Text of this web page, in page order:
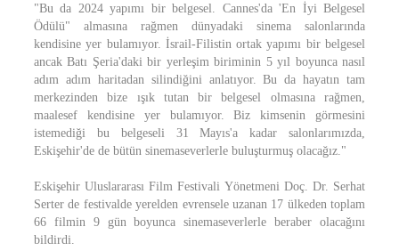
"Bu da 2024 yapımı bir belgesel. Cannes'da 'En İyi Belgesel
Ödülü" almasına rağmen dünyadaki sinema salonlarında
kendisine yer bulamıyor. İsrail-Filistin ortak yapımı bir belgesel
ancak Batı Şeria'daki bir yerleşim biriminin 5 yıl boyunca nasıl
adım adım haritadan silindiğini anlatıyor. Bu da hayatın tam
merkezinden bize ışık tutan bir belgesel olmasına rağmen,
maalesef kendisine yer bulamıyor. Biz kimsenin görmesini
istemediği bu belgeseli 31 Mayıs'a kadar salonlarımızda,
Eskişehir'de de bütün sinemaseverlerle buluşturmuş olacağız."
Eskişehir Uluslararası Film Festivali Yönetmeni Doç. Dr. Serhat
Serter de festivalde yerelden evrensele uzanan 17 ülkeden toplam
66 filmin 9 gün boyunca sinemaseverlerle beraber olacağını
bildirdi.